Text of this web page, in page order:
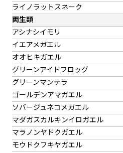
ライノラットスネーク
両生類
アシナシイモリ
イエアメガエル
オオヒキガエル
グリーンアイドフロッグ
グリーンマンテラ
ゴールデンアマガエル
ソバージュネコメガエル
マダガスカルキンイロガエル
マラノンヤドクガエル
モウドクフキヤガエル